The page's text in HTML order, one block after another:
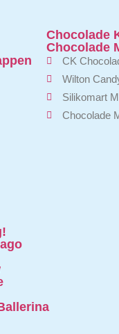
Chocolade
Chocolade
CK
Wilton
Silikomart
Chocolade